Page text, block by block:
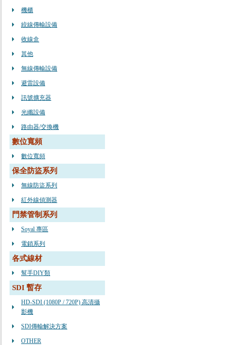
機櫃
絞線傳輸設備
收線盒
其他
無線傳輸設備
避雷設備
訊號擴充器
光纖設備
路由器/交換機
數位寬頻
數位寬頻
保全防盜系列
無線防盜系列
紅外線偵測器
門禁管制系列
Soyal 專區
電鎖系列
各式線材
幫手DIY類
SDI 暫存
HD-SDI (1080P / 720P) 高清攝
影機
SDI傳輸解決方案
OTHER